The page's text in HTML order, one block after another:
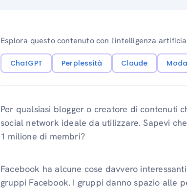
Esplora questo contenuto con l'intelligenza
ChatGPT Perplessità Claude
Per qualsiasi blogger o creatore di contenuti
social network ideale da utilizzare. Sapevi
1 milione di membri?
Facebook ha alcune cose davvero
gruppi Facebook. I gruppi danno spazio alle